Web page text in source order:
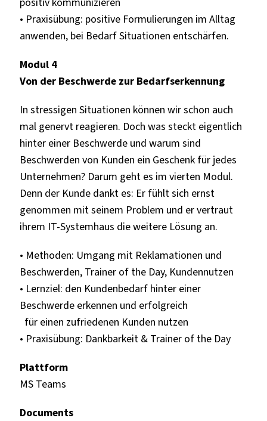
• Praxisübung: positive Formulierungen im Alltag
anwenden, bei Bedarf Situationen entschärfen.
Modul 4
Von der Beschwerde zur Bedarfserkennung
In stressigen Situationen können wir schon auch
mal genervt reagieren. Doch was steckt eigentlich
hinter einer Beschwerde und warum sind
Beschwerden von Kunden ein Geschenk für jedes
Unternehmen? Darum geht es im vierten Modul.
Denn der Kunde dankt es: Er fühlt sich ernst
genommen mit seinem Problem und er vertraut
ihrem IT-Systemhaus die weitere Lösung an.
• Methoden: Umgang mit Reklamationen und
Beschwerden, Trainer of the Day, Kundennutzen
• Lernziel: den Kundenbedarf hinter einer
Beschwerde erkennen und erfolgreich
für einen zufriedenen Kunden nutzen
• Praxisübung: Dankbarkeit & Trainer of the Day
Plattform
MS Teams
Documents